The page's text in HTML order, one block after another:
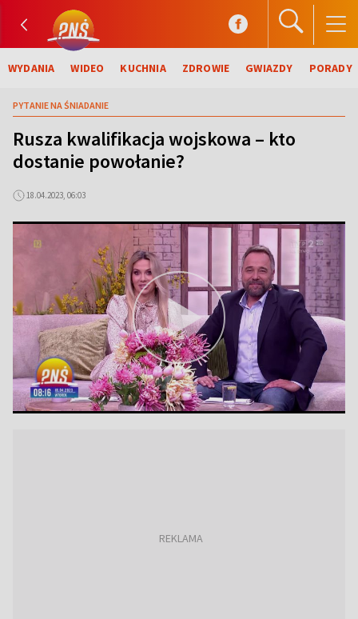
WYDANIA WIDEO KUCHNIA ZDROWIE GWIAZDY PORADY
PYTANIE NA ŚNIADANIE
Rusza kwalifikacja wojskowa – kto
dostanie powołanie?
18.04.2023, 06:03